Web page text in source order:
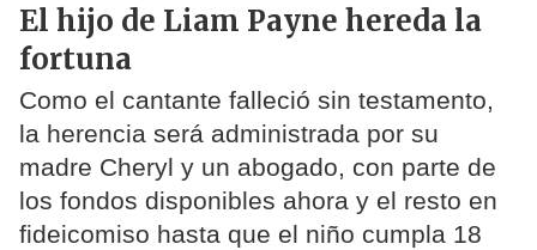
El hijo de Liam Payne hereda la
fortuna
Como el cantante falleció sin testamento,
la herencia será administrada por su
madre Cheryl y un abogado, con parte de
los fondos disponibles ahora y el resto en
fideicomiso hasta que el niño cumpla 18